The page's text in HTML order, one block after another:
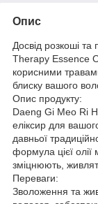
Опис
Досвід розкоші
Therapy Essence
корисними
блиску вашого
Опис продукту:
Daeng Gi Meo Ri
еліксир для
давньої
формула цієї олії
зміцнюють,
Переваги:
Зволоження та